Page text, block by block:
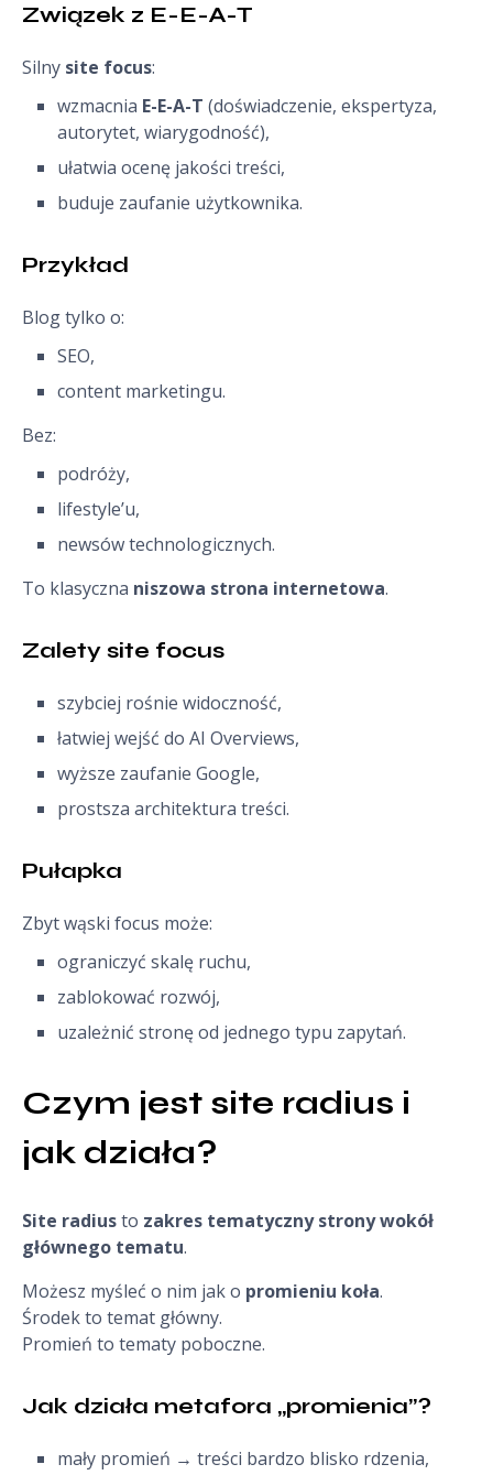
Związek z E-E-A-T
Silny site focus:
wzmacnia E-E-A-T (doświadczenie, ekspertyza,
autorytet, wiarygodność),
ułatwia ocenę jakości treści,
buduje zaufanie użytkownika.
Przykład
Blog tylko o:
SEO,
content marketingu.
Bez:
podróży,
lifestyle’u,
newsów technologicznych.
To klasyczna niszowa strona internetowa.
Zalety site focus
szybciej rośnie widoczność,
łatwiej wejść do AI Overviews,
wyższe zaufanie Google,
prostsza architektura treści.
Pułapka
Zbyt wąski focus może:
ograniczyć skalę ruchu,
zablokować rozwój,
uzależnić stronę od jednego typu zapytań.
Czym jest site radius i
jak działa?
Site radiusto zakres tematyczny strony wokół
głównego tematu.
Możesz myśleć o nim jak o promieniu koła.
Środek to temat główny.
Promień to tematy poboczne.
Jak działa metafora „promienia”?
mały promień → treści bardzo blisko rdzenia,